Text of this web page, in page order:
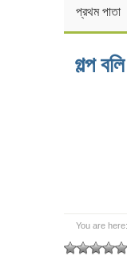
প্রথম পাতা
গল্প
You are here: